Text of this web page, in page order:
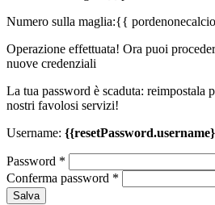
Numero sulla maglia:{{
Operazione effettuata! Ora puoi
nuove credenziali
La tua password è scaduta: reimpostala
nostri favolosi servizi!
Username:
Password *
Conferma password *
Salva